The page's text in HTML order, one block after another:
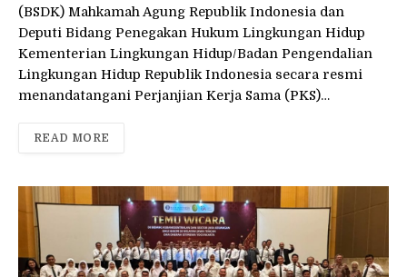
(BSDK) Mahkamah Agung Republik Indonesia dan
Deputi Bidang Penegakan Hukum Lingkungan Hidup
Kementerian Lingkungan Hidup/Badan Pengendalian
Lingkungan Hidup Republik Indonesia secara resmi
menandatangani Perjanjian Kerja Sama (PKS)…
READ MORE